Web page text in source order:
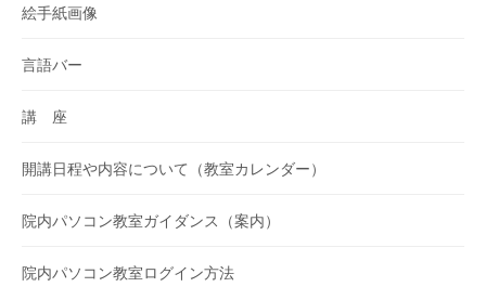
絵手紙画像
言語バー
講 座
開講日程や内容について（教室カレンダー）
院内パソコン教室ガイダンス（案内）
院内パソコン教室ログイン方法